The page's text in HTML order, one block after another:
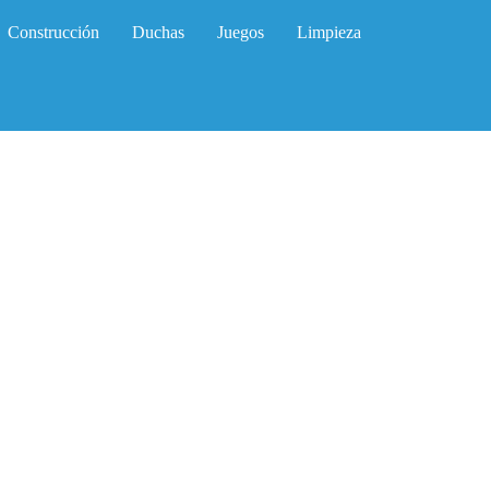
Construcción Duchas Juegos Limpieza